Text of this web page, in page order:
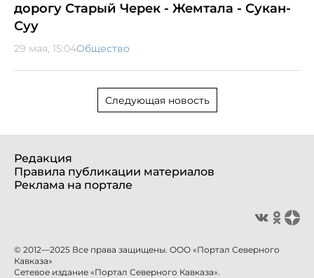
дорогу Старый Черек - Жемтала - Сукан-
Суу
29 мая, 15:04Общество
Следующая новость
Редакция
Правила публикации материалов
Реклама на портале
© 2012—2025 Все права защищены. ООО «Портал Северного
Кавказа»
Сетевое издание «Портал Северного Кавказа».